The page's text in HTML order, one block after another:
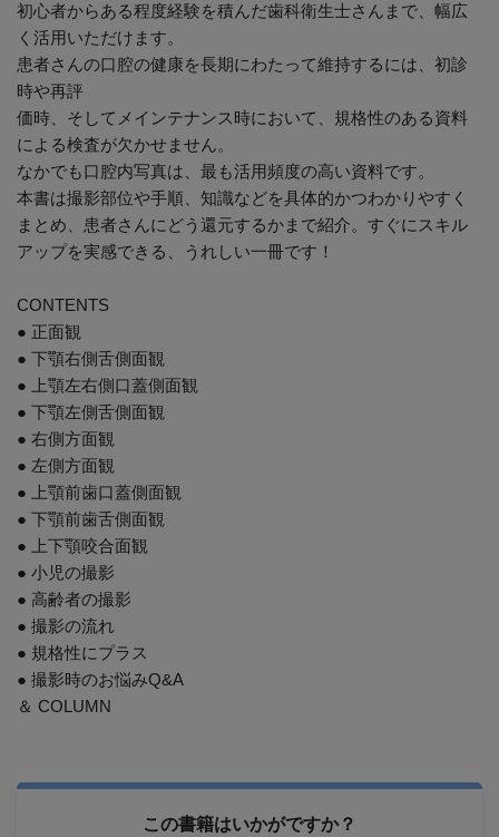
初心者からある程度経験を積んだ歯科衛生士さんまで、幅広
く活用いただけます。
患者さんの口腔の健康を長期にわたって維持するには、初診
時や再評
価時、そしてメインテナンス時において、規格性のある資料
による検査が欠かせません。
なかでも口腔内写真は、最も活用頻度の高い資料です。
本書は撮影部位や手順、知識などを具体的かつわかりやすく
まとめ、患者さんにどう還元するかまで紹介。すぐにスキル
アップを実感できる、うれしい一冊です！
CONTENTS
● 正面観
● 下顎右側舌側面観
● 上顎左右側口蓋側面観
● 下顎左側舌側面観
● 右側方面観
● 左側方面観
● 上顎前歯口蓋側面観
● 下顎前歯舌側面観
● 上下顎咬合面観
● 小児の撮影
● 高齢者の撮影
● 撮影の流れ
● 規格性にプラス
● 撮影時のお悩みQ&A
＆ COLUMN
この書籍はいかがですか？